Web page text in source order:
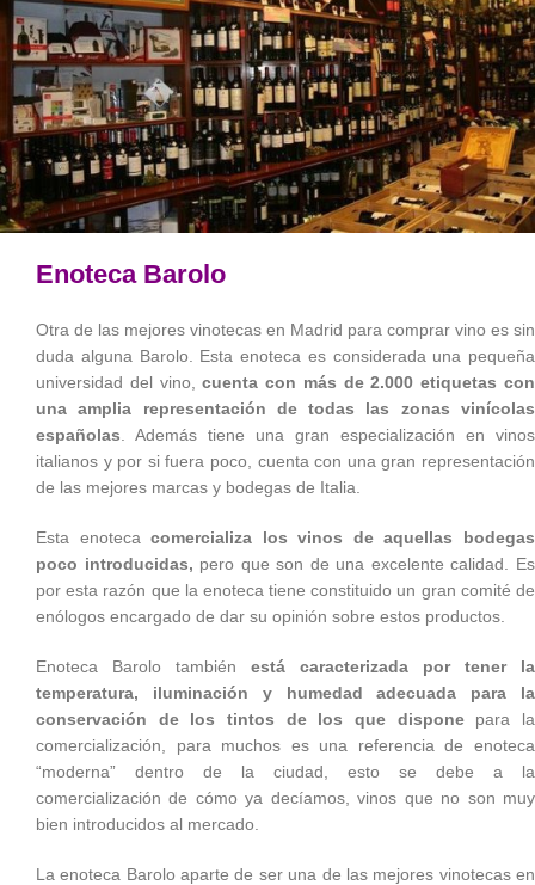
Enoteca Barolo
Otra de las mejores vinotecas en Madrid para comprar vino es sin
duda alguna Barolo. Esta enoteca es considerada una pequeña
universidad del vino,cuenta con más de 2.000 etiquetas con
una amplia representación de todas las zonas vinícolas
españolas . Además tiene una gran especialización en vinos
italianos y por si fuera poco, cuenta con una gran representación
de las mejores marcas y bodegas de Italia.
Esta enotecacomercializa los vinos de aquellas bodegas
poco introducidas, pero que son de una excelente calidad. Es
por esta razón que la enoteca tiene constituido un gran comité de
enólogos encargado de dar su opinión sobre estos productos.
Enoteca Barolo también está caracterizada por tener la
temperatura, iluminación y humedad adecuada para la
conservación de los tintos de los que disponepara la
comercialización, para muchos es una referencia de enoteca
“moderna” dentro de la ciudad, esto se debe a la
comercialización de cómo ya decíamos, vinos que no son muy
bien introducidos al mercado.
La enoteca Barolo aparte de ser una de las mejores vinotecas en